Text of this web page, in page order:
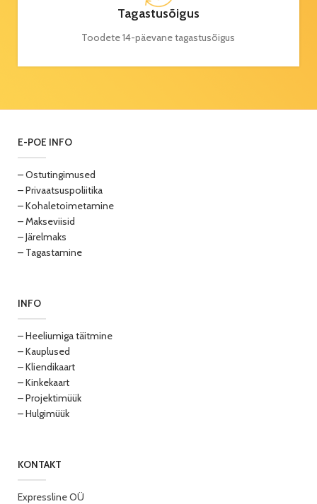
Tagastusõigus
Toodete 14-päevane tagastusõigus
E-POE INFO
– Ostutingimused
– Privaatsuspoliitika
– Kohaletoimetamine
– Makseviisid
– Järelmaks
– Tagastamine
INFO
– Heeliumiga täitmine
– Kauplused
– Kliendikaart
– Kinkekaart
– Projektimüük
– Hulgimüük
KONTAKT
Expressline OÜ